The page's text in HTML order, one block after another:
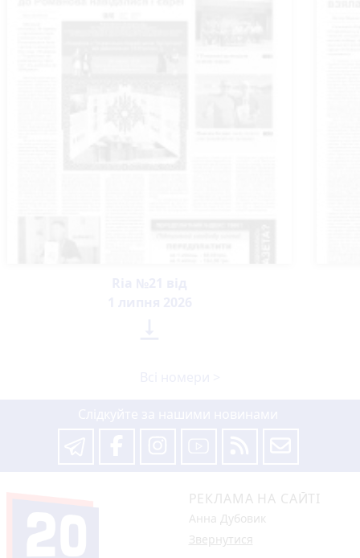
РЕКЛАМА НА САЙТІ
Анна Дубовик
Звернутися